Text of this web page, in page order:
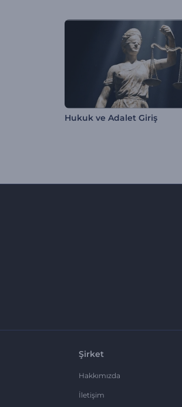
Hukuk ve Adalet Giriş
Şirket
Hakkımızda
İletişim